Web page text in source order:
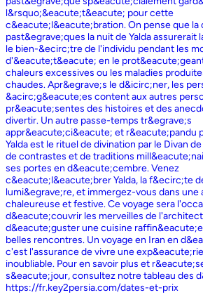
l&rsquo;&eacute;t&eacute; pour cette
c&eacute;l&eacute;bration. On pense que la
past&egrave;ques la nuit de Yalda assurerait
le bien-&ecirc;tre de l'individu pendant les
d'&eacute;t&eacute; en le
chaleurs excessives ou les maladies
chaudes. Apr&egrave;s le d&icirc;ner, les
&acirc;g&eacute;es content aux autres
pr&eacute;sentes des histoires et des
divertir. Un autre passe-temps tr&egrave;s
appr&eacute;ci&eacute; et r&eacute;pandu
Yalda est le rituel de divination par le Divan
de contrastes et de traditions
ses portes en d&eacute;cembre. Venez
c&eacute;l&eacute;brer Yalda, la f&ecirc;te
lumi&egrave;re, et immergez-vous dans une
chaleureuse et festive. Ce voyage sera
d&eacute;couvrir les merveilles de
d&eacute;guster une cuisine
belles rencontres. Un voyage en Iran en
c'est l'assurance de vivre une
inoubliable. Pour en savoir plus et
s&eacute;jour, consultez notre tableau des
https://fr.key2persia.com/dates-et-prix